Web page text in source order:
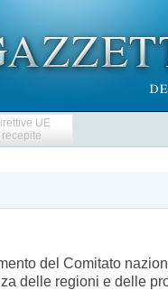
UE
recepite
del Comitato
delle regioni e delle